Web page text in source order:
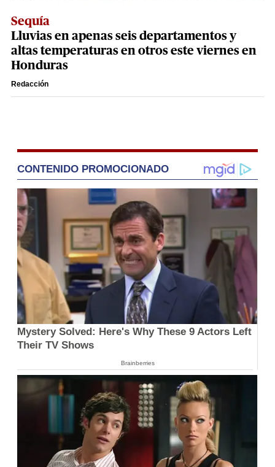
Sequía
Lluvias en apenas seis departamentos y
altas temperaturas en otros este viernes en
Honduras
Redacción
CONTENIDO PROMOCIONADO
Mystery Solved: Here's Why These 9 Actors Left
Their TV Shows
Brainberries